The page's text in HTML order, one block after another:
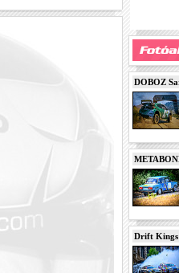
DOBOZ
Drift Kings